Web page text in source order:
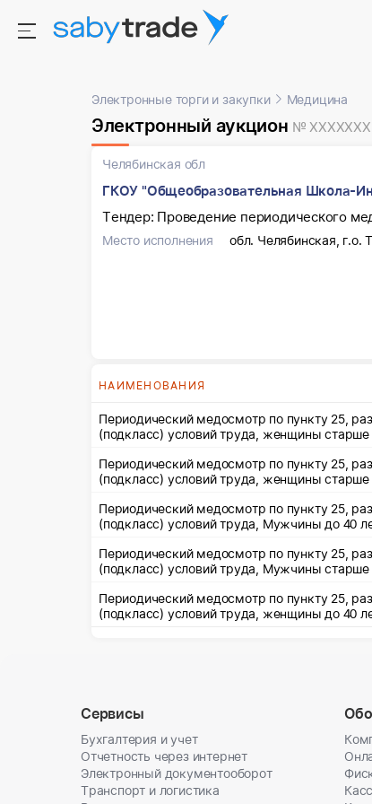
Электронные торги и закупки Медицина
Электронный аукцион № XXXXXXX
Челябинская обл
ГКОУ "Общеобразовательная Школа-
Тендер: Проведение периодического
Место исполнения обл. Челябинская, г.о.
НАИМЕНОВАНИЯ
Периодический медосмотр по пункту 25,
Периодический медосмотр по пункту 25,
(подкласс)
Периодический медосмотр по пункту 25,
(подкласс) условий труда, Мужчины до 40
Периодический медосмотр по пункту 25,
(подкласс) условий труда, Мужчины старше
Периодический медосмотр по пункту 25,
(подкласс) условий труда, женщины
Сервисы
Бухгалтерия и учет
Отчетность через интернет
Электронный документооборот
Транспорт и логистика